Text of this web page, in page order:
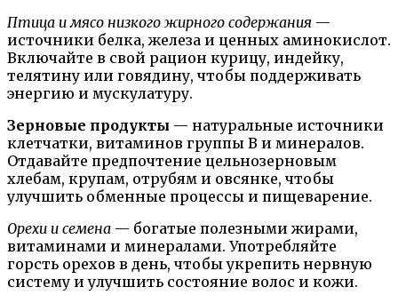
Птица и мясо низкого жирного содержания —
источники белка, железа и ценных аминокислот.
Включайте в свой рацион курицу, индейку,
телятину или говядину, чтобы поддерживать
энергию и мускулатуру.
Зерновые продукты — натуральные источники
клетчатки, витаминов группы В и минералов.
Отдавайте предпочтение цельнозерновым
хлебам, крупам, отрубям и овсянке, чтобы
улучшить обменные процессы и пищеварение.
Орехи и семена — богатые полезными жирами,
витаминами и минералами. Употребляйте
горсть орехов в день, чтобы укрепить нервную
систему и улучшить состояние волос и кожи.